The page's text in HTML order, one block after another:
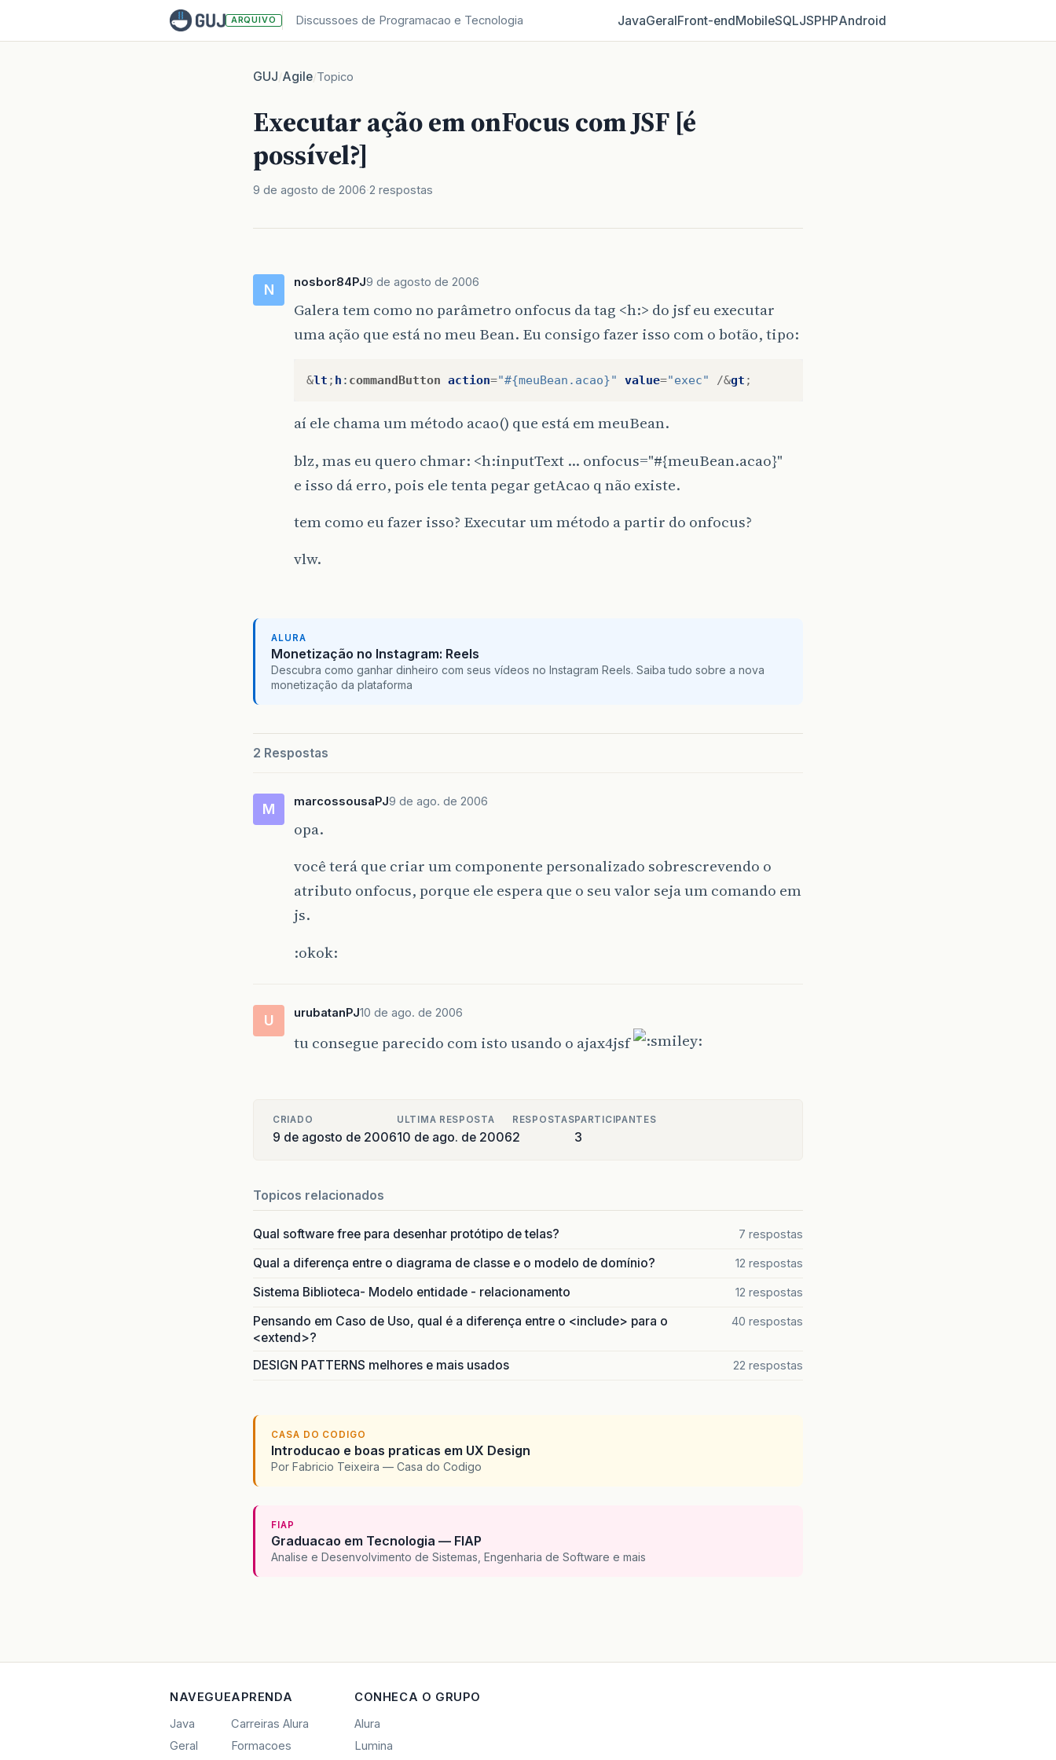
ARQUIVO Discussoes de Programacao e Tecnologia JavaGeralFront‑endMobileSQLJSPHPAndroid
GUJ/Agile/Topico
Executar ação em onFocus com JSF [é
possível?]
9 de agosto de 2006 2 respostas
N nosbor84PJ9 de agosto de 2006
Galera tem como no parâmetro onfocus da tag <h:> do jsf eu executar
uma ação que está no meu Bean. Eu consigo fazer isso com o botão, tipo:
&lt ; h : commandButton action="#{meuBean.acao}" value="exec" /&gt ;
aí ele chama um método acao() que está em meuBean.
blz, mas eu quero chmar: <h:inputText … onfocus="#{meuBean.acao}"
e isso dá erro, pois ele tenta pegar getAcao q não existe.
tem como eu fazer isso? Executar um método a partir do onfocus?
vlw.
ALURA
Monetização no Instagram: Reels
Descubra como ganhar dinheiro com seus vídeos no Instagram Reels. Saiba tudo sobre a nova
monetização da plataforma
2 Respostas
M marcossousaPJ9 de ago. de 2006
opa.
você terá que criar um componente personalizado sobrescrevendo o
atributo onfocus, porque ele espera que o seu valor seja um comando em
js.
:okok:
U urubatanPJ10 de ago. de 2006
tu consegue parecido com isto usando o ajax4jsf
CRIADO
9 de agosto de 2006
ULTIMA RESPOSTA
10 de ago. de 2006
RESPOSTAS
2
PARTICIPANTES
3
Topicos relacionados
Qual software free para desenhar protótipo de telas? 7 respostas
Qual a diferença entre o diagrama de classe e o modelo de domínio? 12 respostas
Sistema Biblioteca- Modelo entidade - relacionamento 12 respostas
Pensando em Caso de Uso, qual é a diferença entre o <include> para o
<extend>?
40 respostas
DESIGN PATTERNS melhores e mais usados 22 respostas
CASA DO CODIGO
Introducao e boas praticas em UX Design
Por Fabricio Teixeira — Casa do Codigo
FIAP
Graduacao em Tecnologia — FIAP
Analise e Desenvolvimento de Sistemas, Engenharia de Software e mais
NAVEGUE
Java
Geral
APRENDA
Carreiras Alura
Formacoes
CONHECA O GRUPO
Alura
Lumina